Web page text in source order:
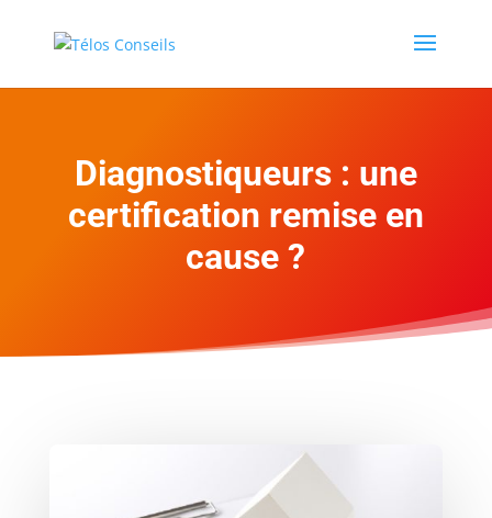
Diagnostiqueurs : une
certification remise en
cause ?